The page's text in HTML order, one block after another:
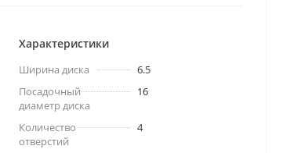
Характеристики
Ширина диска
6.5
Посадочный
диаметр диска
16
Количество
отверстий
4